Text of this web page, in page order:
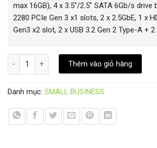
max 16GB), 4 x 3.5″/2.5″ SATA 6Gb/s drive
2280 PCIe Gen 3 x1 slots, 2 x 2.5GbE, 1 x
Gen3 x2 slot, 2 x USB 3.2 Gen 2 Type-A + 2
QNAP TS-464-4G số lượngThêm vào giỏ hàng
Danh mục: SMALL BUSINESS